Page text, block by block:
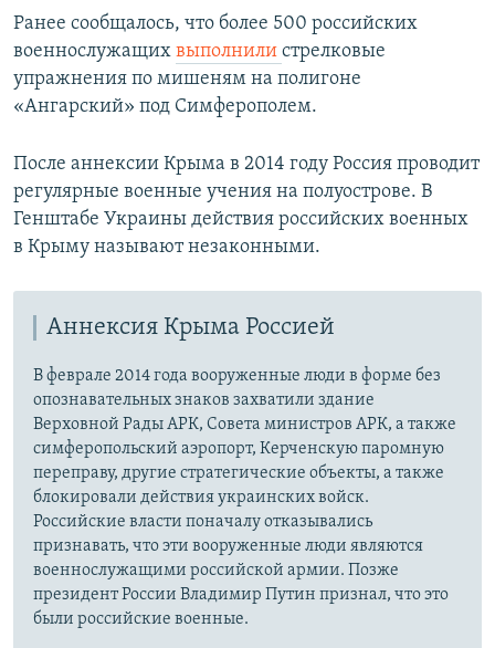
Ранее сообщалось, что более 500 российских
военнослужащих выполнили стрелковые
упражнения по мишеням на полигоне
«Ангарский» под Симферополем.
После аннексии Крыма в 2014 году Россия проводит
регулярные военные учения на полуострове. В
Генштабе Украины действия российских военных
в Крыму называют незаконными.
Аннексия Крыма Россией
В феврале 2014 года вооруженные люди в форме без
опознавательных знаков захватили здание
Верховной Рады АРК, Совета министров АРК, а также
симферопольский аэропорт, Керченскую паромную
переправу, другие стратегические объекты, а также
блокировали действия украинских войск.
Российские власти поначалу отказывались
признавать, что эти вооруженные люди являются
военнослужащими российской армии. Позже
президент России Владимир Путин признал, что это
были российские военные.